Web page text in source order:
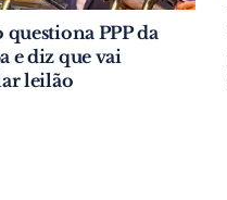
questiona PPP da
e diz que vai
leilão